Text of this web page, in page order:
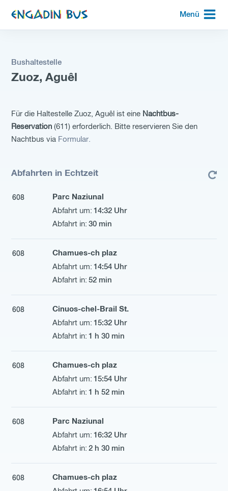
zur
Startseite
Menü
Bushaltestelle
Zuoz, Aguêl
Für die Haltestelle Zuoz, Aguêl ist eine Nachtbus-
Reservation (611) erforderlich. Bitte reservieren Sie den
Nachtbus via Formular.
Abfahrten in Echtzeit
608
Parc Naziunal
14:32 Uhr
30 min
608
Chamues-ch plaz
14:54 Uhr
52 min
608
Cinuos-chel-Brail St.
15:32 Uhr
1 h 30 min
608
Chamues-ch plaz
15:54 Uhr
1 h 52 min
608
Parc Naziunal
16:32 Uhr
2 h 30 min
608
Chamues-ch plaz